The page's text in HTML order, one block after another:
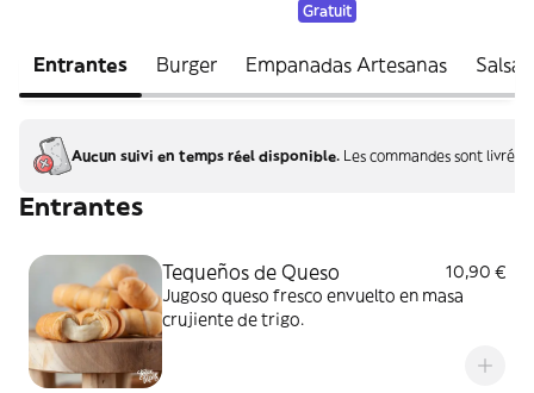
Gratuit
Entrantes Burger Empanadas Artesanas Salsas
Aucun suivi en temps réel disponible. Les commandes sont
Entrantes
Tequeños de Queso
10,90 €
Jugoso queso fresco envuelto en masa
crujiente de trigo.